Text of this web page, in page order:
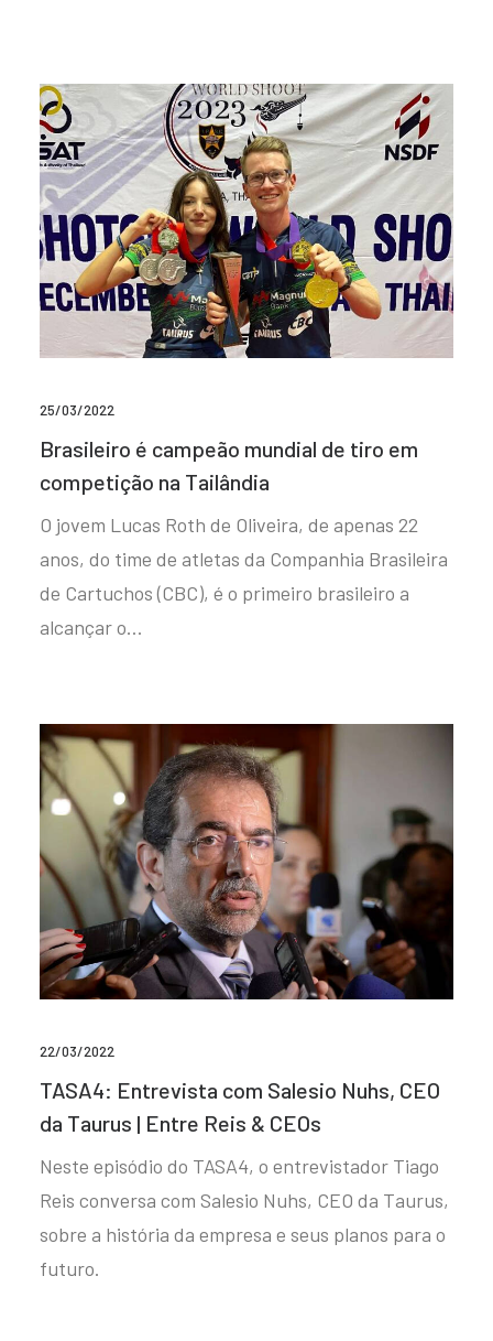
25/03/2022
Brasileiro é campeão mundial de tiro em
competição na Tailândia
O jovem Lucas Roth de Oliveira, de apenas 22
anos, do time de atletas da Companhia Brasileira
de Cartuchos (CBC), é o primeiro brasileiro a
alcançar o…
22/03/2022
TASA4: Entrevista com Salesio Nuhs, CEO
da Taurus | Entre Reis & CEOs
Neste episódio do TASA4, o entrevistador Tiago
Reis conversa com Salesio Nuhs, CEO da Taurus,
sobre a história da empresa e seus planos para o
futuro.